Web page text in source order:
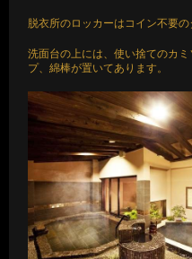
脱衣所のロッカーはコイン不要の
洗面台の上には、使い捨てのカ
プ、綿棒が置いてあります。